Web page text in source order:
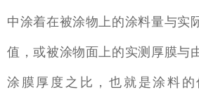
中涂着在被涂物上的涂料量与实
值，或被涂物面上的实测厚膜与
涂膜厚度之比，也就是涂料的